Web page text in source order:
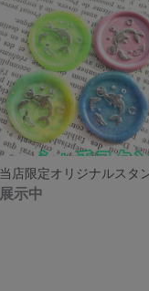
展示中